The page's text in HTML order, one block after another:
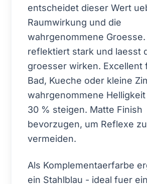
entscheidet dieser Wert
Raumwirkung und die
wahrgenommene
reflektiert stark und laesst
groesser wirken. Excellent
Bad, Kueche oder kleine
wahrgenommene
30 % steigen. Matte Finish
bevorzugen, um Reflexe zu
vermeiden.
Als Komplementaerfarbe
ein Stahlblau - ideal fuer